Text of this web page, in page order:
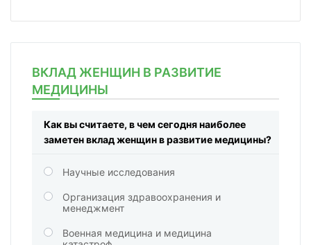
ВКЛАД ЖЕНЩИН В РАЗВИТИЕ
МЕДИЦИНЫ
Как вы считаете, в чем сегодня наиболее
заметен вклад женщин в развитие медицины?
Научные исследования
Организация здравоохранения и
менеджмент
Военная медицина и медицина